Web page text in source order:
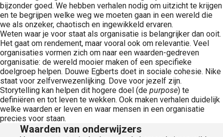
bijzonder goed. We hebben verhalen nodig om uitzicht te krijgen
en te begrijpen welke weg we moeten gaan in een wereld die
we als onzeker, chaotisch en ingewikkeld ervaren.
Weten waar je voor staat als organisatie is belangrijker dan ooit.
Het gaat om rendement, maar vooral ook om relevantie. Veel
organisaties vormen zich om naar een waarden-gedreven
organisatie: de wereld mooier maken of een specifieke
doelgroep helpen. Douwe Egberts doet in sociale cohesie. Nike
staat voor zelfverwezenlijking. Dove voor jezelf zijn.
Storytelling kan helpen dit hogere doel (de purpose) te
definiëren en tot leven te wekken. Ook maken verhalen duidelijk
welke waarden er leven en waar mensen in een organisatie
precies voor staan.
Waarden van onderwijzers